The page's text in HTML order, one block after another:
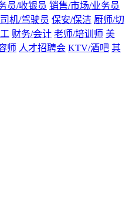
员/收银员 销售/市场/业务员
司机/驾驶员 保安/保洁 厨师/切
财务/会计 老师/培训师 美
师 人才招聘会 KTV/酒吧 其